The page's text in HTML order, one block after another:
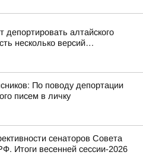
депортировать алтайского
несколько версий…
По поводу депортации
писем в личку
сенаторов Совета
Итоги весенней сессии-2026